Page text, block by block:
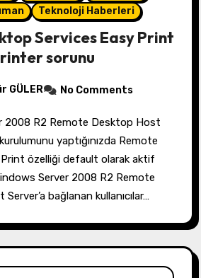
Teknoloji Haberleri
Services Easy Print
sorunu
GÜLER No Comments
yaptığınızda Remote
özelliği default olarak aktif
Server 2008 R2 Remote
bağlanan kullanıcılar…